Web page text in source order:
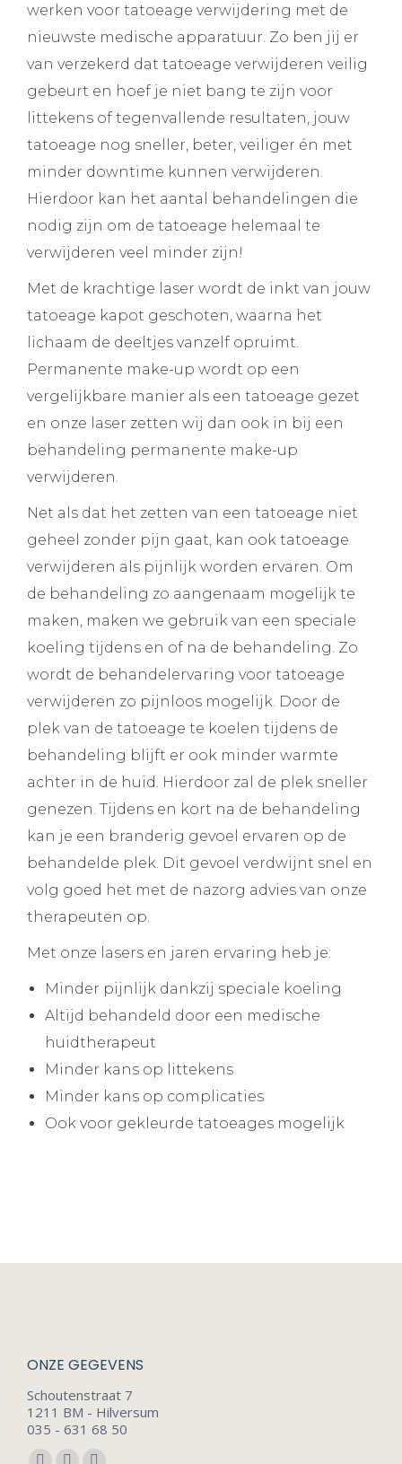
werken voor tatoeage verwijdering met de
nieuwste medische apparatuur. Zo ben jij er
van verzekerd dat tatoeage verwijderen veilig
gebeurt en hoef je niet bang te zijn voor
littekens of tegenvallende resultaten, jouw
tatoeage nog sneller, beter, veiliger én met
minder downtime kunnen verwijderen.
Hierdoor kan het aantal behandelingen die
nodig zijn om de tatoeage helemaal te
verwijderen veel minder zijn!
Met de krachtige laser wordt de inkt van jouw
tatoeage kapot geschoten, waarna het
lichaam de deeltjes vanzelf opruimt.
Permanente make-up wordt op een
vergelijkbare manier als een tatoeage gezet
en onze laser zetten wij dan ook in bij een
behandeling permanente make-up
verwijderen.
Net als dat het zetten van een tatoeage niet
geheel zonder pijn gaat, kan ook tatoeage
verwijderen als pijnlijk worden ervaren. Om
de behandeling zo aangenaam mogelijk te
maken, maken we gebruik van een speciale
koeling tijdens en of na de behandeling. Zo
wordt de behandelervaring voor tatoeage
verwijderen zo pijnloos mogelijk. Door de
plek van de tatoeage te koelen tijdens de
behandeling blijft er ook minder warmte
achter in de huid. Hierdoor zal de plek sneller
genezen. Tijdens en kort na de behandeling
kan je een branderig gevoel ervaren op de
behandelde plek. Dit gevoel verdwijnt snel en
volg goed het met de nazorg advies van onze
therapeuten op.
Met onze lasers en jaren ervaring heb je:
Minder pijnlijk dankzij speciale koeling
Altijd behandeld door een medische
huidtherapeut
Minder kans op littekens
Minder kans op complicaties
Ook voor gekleurde tatoeages mogelijk
ONZE GEGEVENS
Schoutenstraat 7
1211 BM - Hilversum
035 - 631 68 50
Vind ons op: